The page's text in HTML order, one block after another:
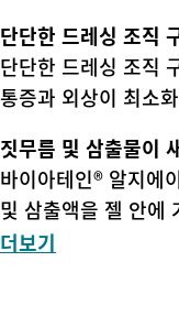
단단한 드레싱 조직
단단한 드레싱 조직
통증과 외상이 최소
짓무름 및 삼출물이
바이아테인® 알지에
및 삼출액을 젤 안에
짓무르게 할 수 있는
더보기